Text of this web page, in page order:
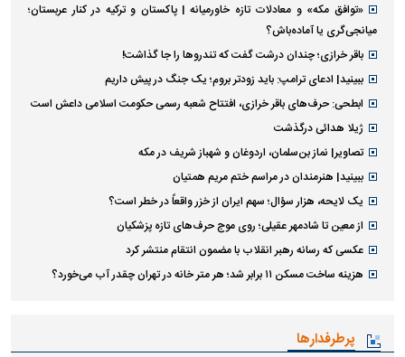
«توافق مکه» و معادلات تازه خاورمیانه | پاکستان و ترکیه در کنار عربستان؛
میانجی‌گری یا آماده‌باش؟
باقر خرازی؛ چندان درشت گفت که تندروها را جا گذاشت!
ببینید| ادعای ترامپ: باید زودتر بروم؛ یک جنگ در پیش داریم
ابطحی: حرف‌های باقر خرازی، افتتاح شعبه رسمی حکومت اسلامی داعش است
ژیلا هدائی درگذشت
تصاویر| نماز بن‌سلمان، اردوغان و شهباز شریف در مکه
ببینید| هنرمندان در مراسم ختم مریم همتیان
یک لایحه، هزار سؤال؛ سهم ایران از خزر واقعاً در خطر است؟
از معین تا شادمهر عقیلی؛ روی موج حرف‌های تازه پزشکیان
عکسی که رسانه رهبر انقلاب با مضمون انتقام منتشر کرد
هزینه ساخت مسکن ۱۱ برابر شد؛ هر متر خانه در تهران چقدر آب می‌خورد؟
پرطرفدارها